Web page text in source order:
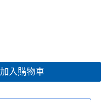
加入購物車